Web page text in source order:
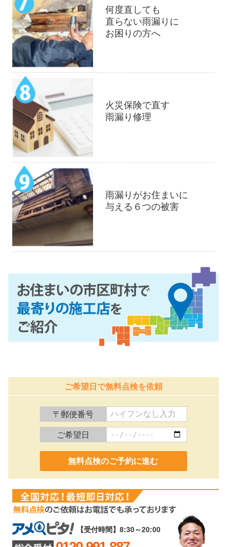
何度直しても
直らない雨漏りに
お困りの方へ
火災保険で直す
雨漏り修理
雨漏りがお住まいに
与える６つの被害
ご希望日で無料点検を依頼
〒郵便番号
ご希望日
0120-991-887
【受付時間】8:30～20:00